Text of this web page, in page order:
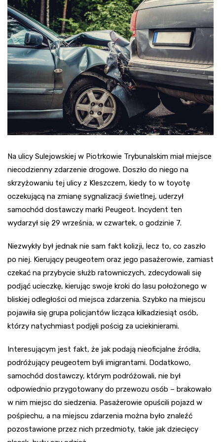
Na ulicy Sulejowskiej w Piotrkowie Trybunalskim miał miejsce
niecodzienny zdarzenie drogowe. Doszło do niego na
skrzyżowaniu tej ulicy z Kleszczem, kiedy to w toyotę
oczekującą na zmianę sygnalizacji świetlnej, uderzył
samochód dostawczy marki Peugeot. Incydent ten
wydarzył się 29 września, w czwartek, o godzinie 7.
Niezwykły był jednak nie sam fakt kolizji, lecz to, co zaszło
po niej. Kierujący peugeotem oraz jego pasażerowie, zamiast
czekać na przybycie służb ratowniczych, zdecydowali się
podjąć ucieczkę, kierując swoje kroki do lasu położonego w
bliskiej odległości od miejsca zdarzenia. Szybko na miejscu
pojawiła się grupa policjantów licząca kilkadziesiąt osób,
którzy natychmiast podjęli pościg za uciekinierami.
Interesującym jest fakt, że jak podają nieoficjalne źródła,
podróżujący peugeotem byli imigrantami. Dodatkowo,
samochód dostawczy, którym podróżowali, nie był
odpowiednio przygotowany do przewozu osób – brakowało
w nim miejsc do siedzenia. Pasażerowie opuścili pojazd w
pośpiechu, a na miejscu zdarzenia można było znaleźć
pozostawione przez nich przedmioty, takie jak dziecięcy